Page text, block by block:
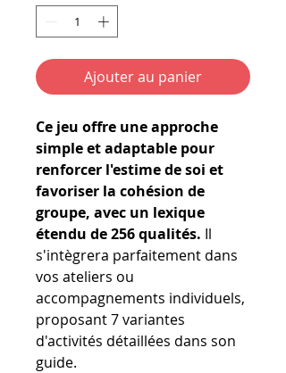
Ajouter au panier
Ce jeu offre une approche
simple et adaptable pour
renforcer l'estime de soi et
favoriser la cohésion de
groupe, avec un lexique
étendu de 256 qualités. Il
s'intègrera parfaitement dans
vos ateliers ou
accompagnements individuels,
proposant 7 variantes
d'activités détaillées dans son
guide.